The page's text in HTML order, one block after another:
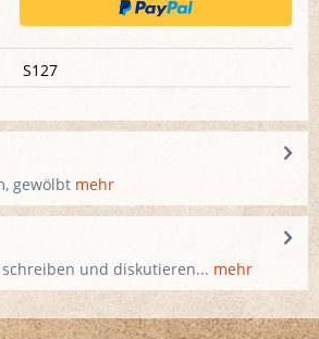
S127
gewölbt mehr
und diskutieren... mehr